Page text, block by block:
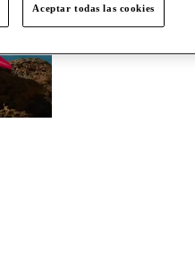
Aceptar todas las cookies